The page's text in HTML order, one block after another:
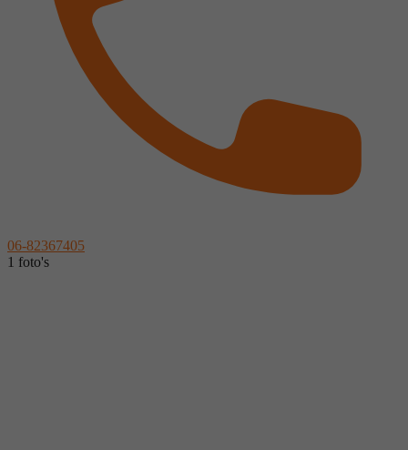
06-82367405
1 foto's